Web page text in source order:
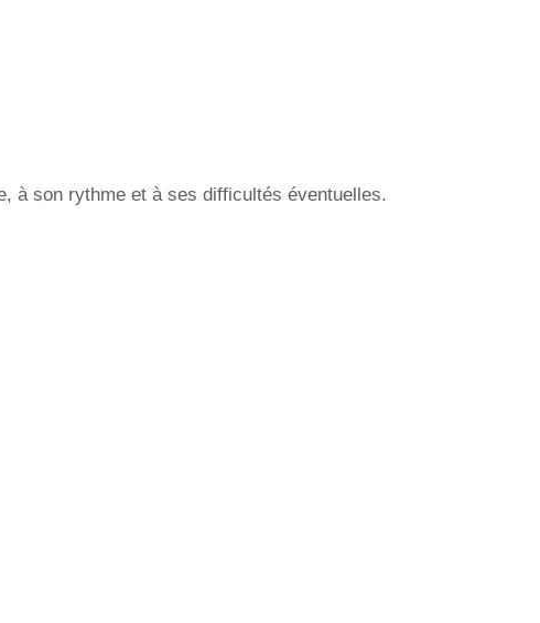
à son rythme et à ses difficultés éventuelles.